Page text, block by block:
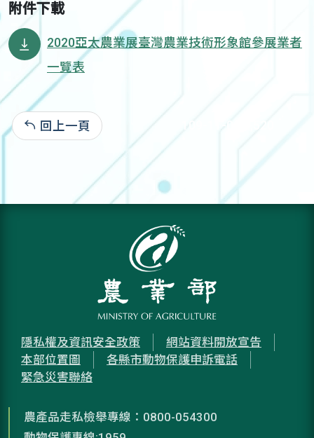
附件下載
2020亞太農業展臺灣農業技術形象館參展業者
一覽表
回上一頁 109-11-05:2,520
隱私權及資訊安全政策
網站資料開放宣告
本部位置圖
各縣市動物保護申訴電話
緊急災害聯絡
農產品走私檢舉專線：0800-054300